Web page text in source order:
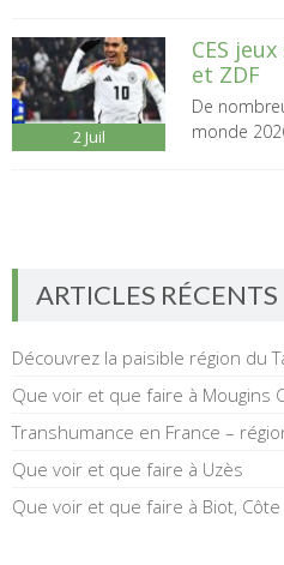
2 Juil
CES
et ZDF
De
monde
ARTICLES RÉCENTS
Découvrez la paisible région du
Que voir et que faire à Mougins
Transhumance en France –
Que voir et que faire à Uzès
Que voir et que faire à Biot, Côte